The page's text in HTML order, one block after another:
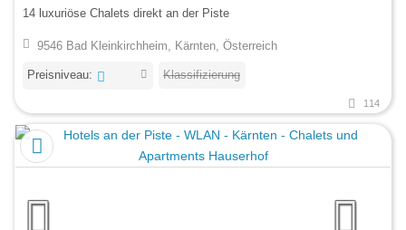
14 luxuriöse Chalets direkt an der Piste
9546 Bad Kleinkirchheim, Kärnten, Österreich
Preisniveau: Klassifizierung
114